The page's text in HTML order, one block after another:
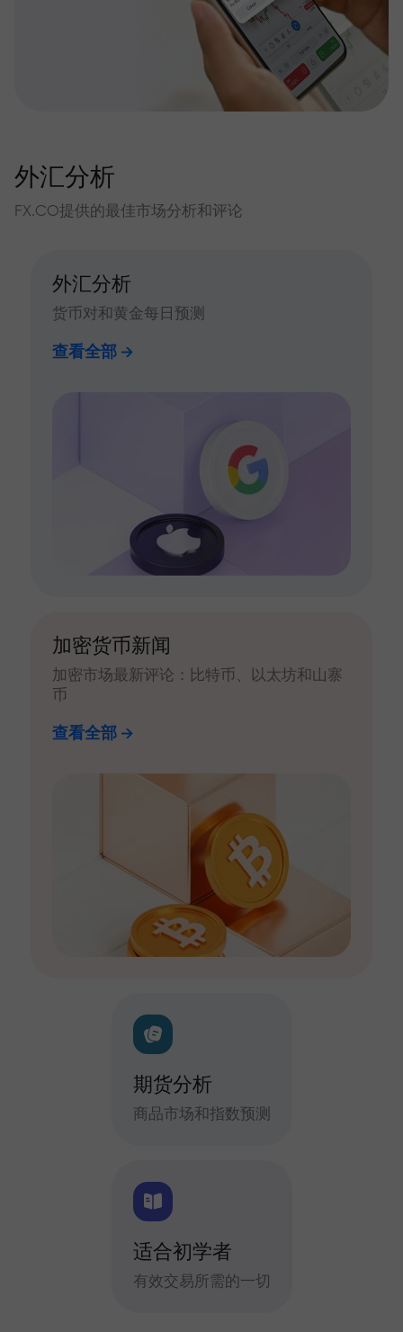
外汇分析
FX.CO提供的最佳市场分析和评论
外汇分析
货币对和黄金每日预测
查看全部
加密货币新闻
加密市场最新评论：比特币、以太坊和山寨
币
查看全部
期货分析
商品市场和指数预测
适合初学者
有效交易所需的一切